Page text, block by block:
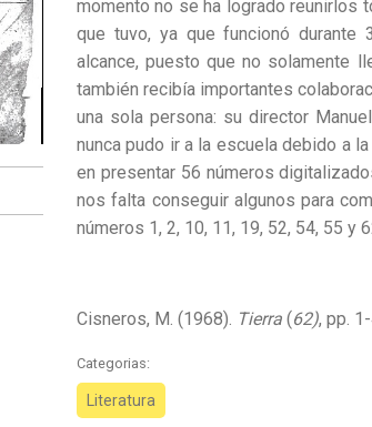
momento no se ha logrado reunirlos
que tuvo, ya que funcionó durante
alcance, puesto que no solamente
también recibía importantes
una sola persona: su director
nunca pudo ir a la escuela debido a
en presentar 56 números
nos falta conseguir algunos para
números 1, 2, 10, 11, 19, 52, 54, 55 y
Cisneros, M. (1968). Tierra (62), pp.
Categorias:
Literatura